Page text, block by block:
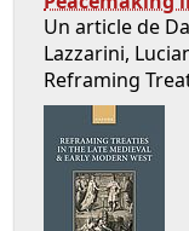
Un article de
Lazzarini,
Reframing